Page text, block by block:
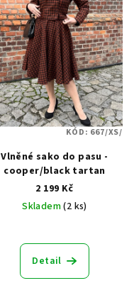
Vlněné sako do pasu -
cooper/black tartan
2 199 Kč
Skladem(2 ks)
Detail
KÓD: 667/XS/